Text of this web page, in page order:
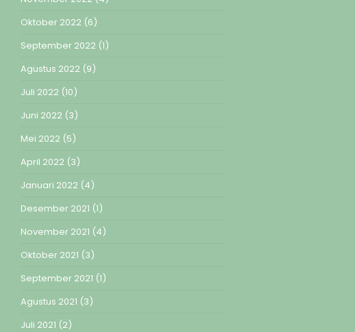
Oktober 2022 (6)
September 2022 (1)
Agustus 2022 (9)
Juli 2022 (10)
Juni 2022 (3)
Mei 2022 (5)
April 2022 (3)
Januari 2022 (4)
Desember 2021 (1)
November 2021 (4)
Oktober 2021 (3)
September 2021 (1)
Agustus 2021 (3)
Juli 2021 (2)